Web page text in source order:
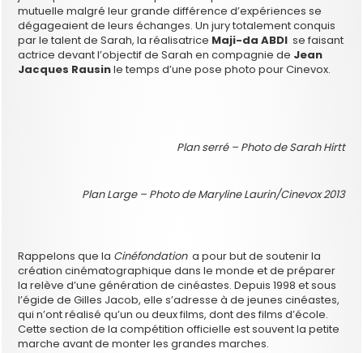
mutuelle malgré leur grande différence d’expériences se
dégageaient de leurs échanges. Un jury totalement conquis
par le talent de Sarah, la réalisatrice Maji-da ABDI se faisant
actrice devant l’objectif de Sarah en compagnie de Jean
Jacques Rausinle temps d’une pose photo pour Cinevox.
Plan serré – Photo de Sarah Hirtt
Plan Large – Photo de Maryline Laurin/Cinevox 2013
Rappelons que la Cinéfondationa pour but de soutenir la
création cinématographique dans le monde et de préparer
la relève d’une génération de cinéastes. Depuis 1998 et sous
l’égide de Gilles Jacob, elle s’adresse à de jeunes cinéastes,
qui n’ont réalisé qu’un ou deux films, dont des films d’école.
Cette section de la compétition officielle est souvent la petite
marche avant de monter les grandes marches.